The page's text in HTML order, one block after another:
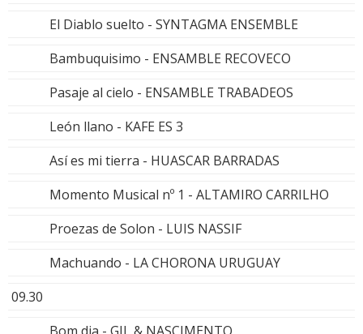
El Diablo suelto - SYNTAGMA ENSEMBLE
Bambuquisimo - ENSAMBLE RECOVECO
Pasaje al cielo - ENSAMBLE TRABADEOS
León llano - KAFE ES 3
Así es mi tierra - HUASCAR BARRADAS
Momento Musical nº 1 - ALTAMIRO CARRILHO
Proezas de Solon - LUIS NASSIF
Machuando - LA CHORONA URUGUAY
09.30